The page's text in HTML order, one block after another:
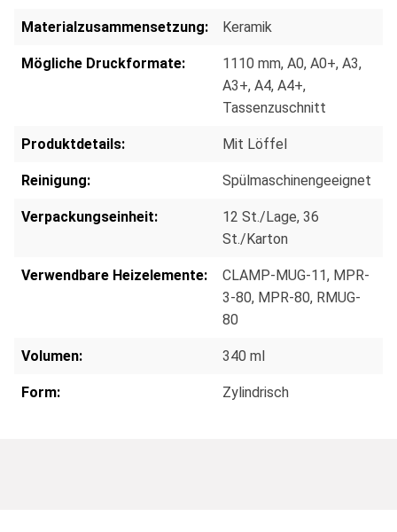
Materialzusammensetzung: Keramik
Mögliche Druckformate: 1110 mm, A0, A0+, A3,
A3+, A4, A4+,
Tassenzuschnitt
Produktdetails: Mit Löffel
Reinigung: Spülmaschinengeeignet
Verpackungseinheit: 12 St./Lage, 36
St./Karton
Verwendbare Heizelemente: CLAMP-MUG-11, MPR-
3-80, MPR-80, RMUG-
80
Volumen: 340 ml
Form: Zylindrisch